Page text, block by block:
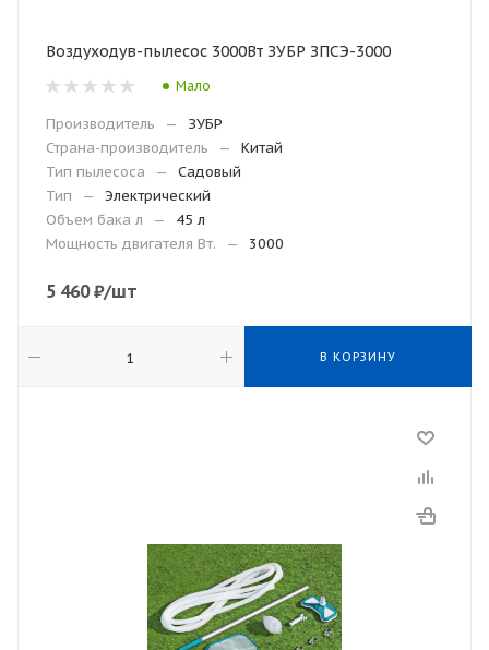
Воздуходув-пылесос 3000Вт ЗУБР ЗПСЭ-3000
Мало
Производитель —
ЗУБР
Страна-производитель
—
Китай
Тип пылесоса
—
Садовый
Тип
—
Электрический
Объем бака л
—
45 л
Мощность двигателя Вт.
— 3000
5 460₽/шт
В КОРЗИНУ